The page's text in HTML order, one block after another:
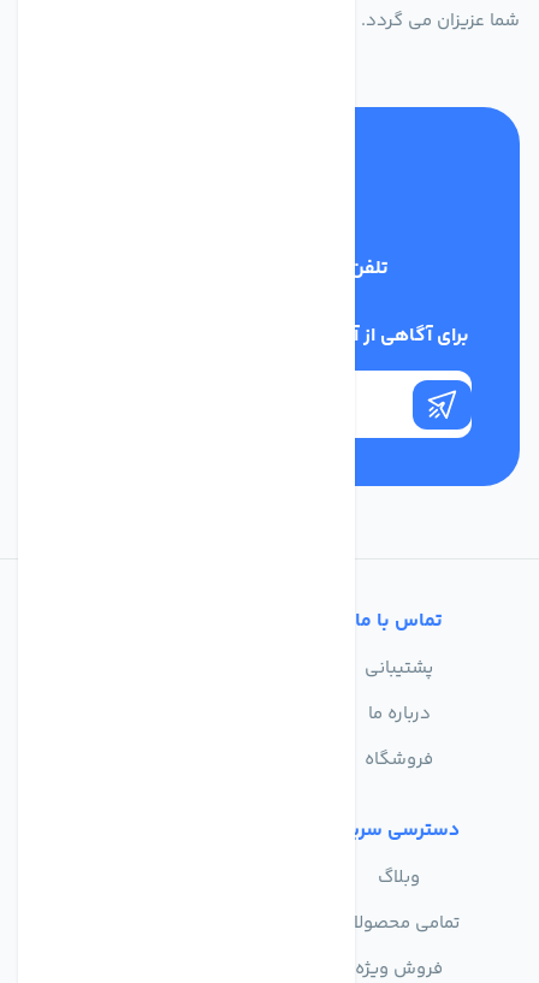
شما عزیزان می گردد.
تلفن پشتیبانی
برای آگاهی از آخرین اخبار در خبرنامه ما عضو شوید
تماس با ما
پشتیبانی
درباره ما
فروشگاه
دسترسی سریع
وبلاگ
تمامی محصولات
فروش ویژه